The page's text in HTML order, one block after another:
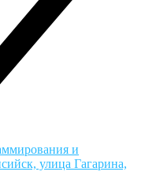
и
улица Гагарина,